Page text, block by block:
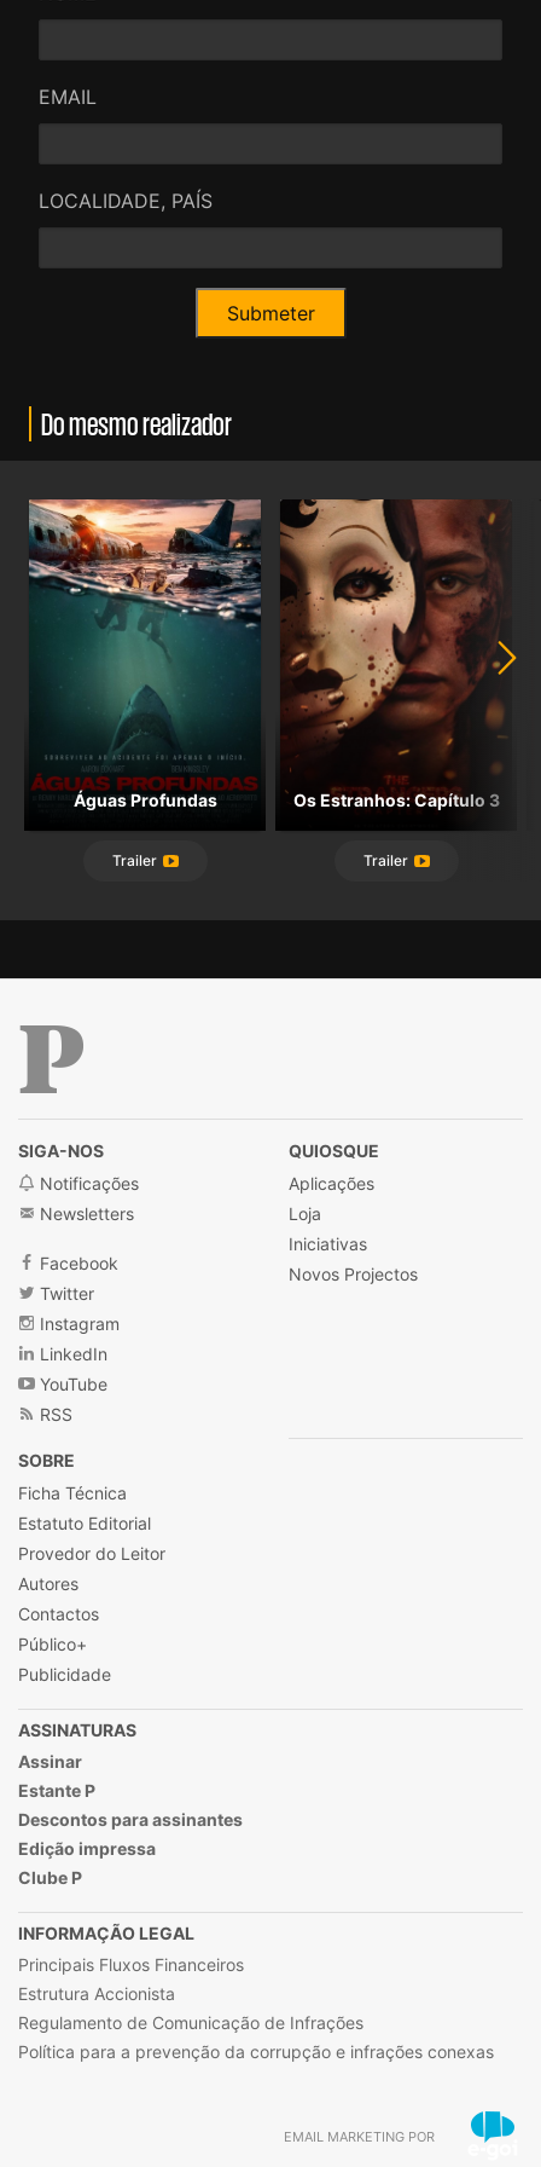
EMAIL
LOCALIDADE, PAÍS
Do mesmo realizador
Águas Profundas
Trailer
Os Estranhos: Capítulo 3
Trailer
SIGA-NOS
Notificações
Newsletters
Facebook
Twitter
Instagram
LinkedIn
YouTube
RSS
QUIOSQUE
Aplicações
Loja
Iniciativas
Novos Projectos
SOBRE
Ficha Técnica
Estatuto Editorial
Provedor do Leitor
Autores
Contactos
Público+
Publicidade
ASSINATURAS
Assinar
Estante P
Descontos para assinantes
Edição impressa
Clube P
INFORMAÇÃO LEGAL
Principais Fluxos Financeiros
Estrutura Accionista
Regulamento de Comunicação de Infrações
Política para a prevenção da corrupção e infrações conexas
EMAIL MARKETING POR